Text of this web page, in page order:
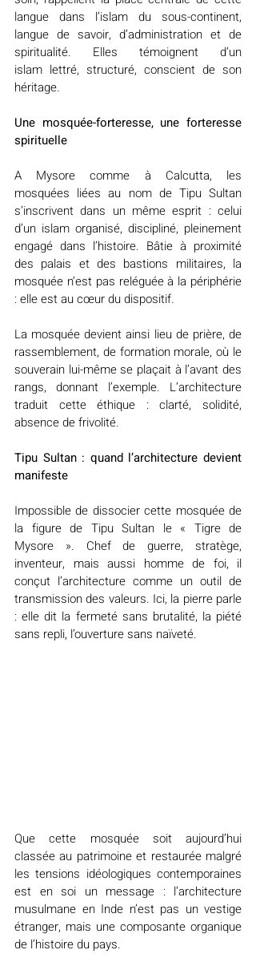
langue dans l’islam du sous-continent,
langue de savoir, d’administration et de
spiritualité. Elles témoignent d’un
islam lettré, structuré, conscient de son
héritage.
Une mosquée-forteresse, une forteresse
spirituelle
A Mysore comme à Calcutta, les
mosquées liées au nom de Tipu Sultan
s’inscrivent dans un même esprit : celui
d’un islam organisé, discipliné, pleinement
engagé dans l’histoire. Bâtie à proximité
des palais et des bastions militaires, la
mosquée n’est pas reléguée à la périphérie
: elle est au cœur du dispositif.
La mosquée devient ainsi lieu de prière, de
rassemblement, de formation morale, où le
souverain lui-même se plaçait à l’avant des
rangs, donnant l’exemple. L’architecture
traduit cette éthique : clarté, solidité,
absence de frivolité.
Tipu Sultan : quand l’architecture devient
manifeste
Impossible de dissocier cette mosquée de
la figure de Tipu Sultan le « Tigre de
Mysore ». Chef de guerre, stratège,
inventeur, mais aussi homme de foi, il
conçut l’architecture comme un outil de
transmission des valeurs. Ici, la pierre parle
: elle dit la fermeté sans brutalité, la piété
sans repli, l’ouverture sans naïveté.
Que cette mosquée soit aujourd’hui
classée au patrimoine et restaurée malgré
les tensions idéologiques contemporaines
est en soi un message : l’architecture
musulmane en Inde n’est pas un vestige
étranger, mais une composante organique
de l’histoire du pays.